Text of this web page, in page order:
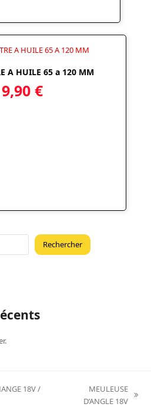
A HUILE 65 a 120 MM
9,90 €
Rechercher
18V /
MEULEUSE
D’ANGLE 18V